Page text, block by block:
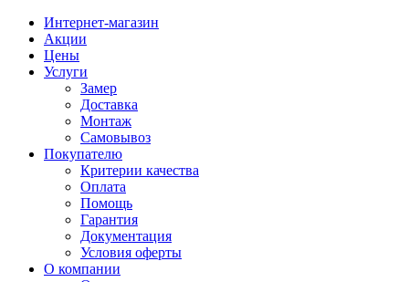
Интернет-магазин
Акции
Цены
Услуги
Замер
Доставка
Монтаж
Самовывоз
Покупателю
Критерии качества
Оплата
Помощь
Гарантия
Документация
Условия оферты
О компании